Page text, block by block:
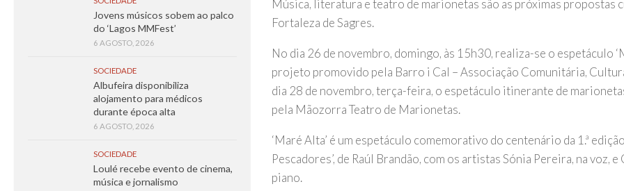
Música, literatura e teatro de marionetas são as próximas propostas
Fortaleza de Sagres.
No dia 26 de novembro, domingo, às 15h30, realiza-se o espetáculo
projeto promovido pela Barro i Cal – Associação Comunitária,
dia 28 de novembro, terça-feira, o espetáculo itinerante de marionetas
pela Mãozorra Teatro de Marionetas.
‘Maré Alta’ é um espetáculo comemorativo do centenário da 1.ª
Pescadores’, de Raúl Brandão, com os artistas Sónia Pereira, na voz,
piano.
Jovens músicos sobem ao palco
do ‘Lagos MMFest’
6 AGOSTO, 2026
SOCIEDADE
Albufeira disponibiliza
alojamento para médicos
durante época alta
6 AGOSTO, 2026
SOCIEDADE
Loulé recebe evento de cinema,
música e jornalismo